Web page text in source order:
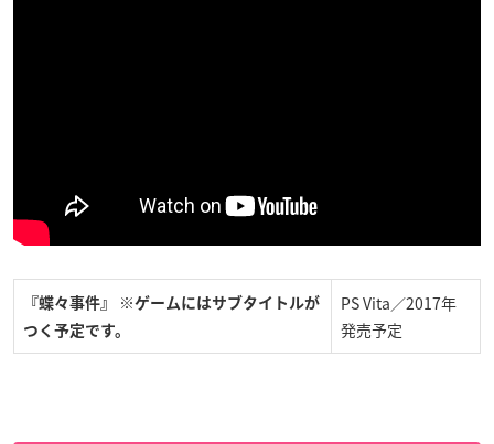
『蝶々事件』 ※ゲームにはサブタイトルが
つく予定です。
PS Vita／2017年
発売予定